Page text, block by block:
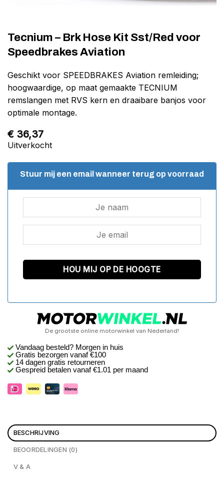
Tecnium – Brk Hose Kit Sst/Red voor
Speedbrakes Aviation
Geschikt voor SPEEDBRAKES Aviation remleiding;
hoogwaardige, op maat gemaakte TECNIUM
remslangen met RVS kern en draaibare banjos voor
optimale montage.
€ 36,37
Uitverkocht
Stuur mij een email wanneer terug op voorraad
De grootste online motorwinkel van Nederland!
Vandaag besteld? Morgen in huis
Gratis bezorgen vanaf €100
14 dagen gratis retourneren
Gespreid betalen vanaf €1.01 per maand
BESCHRIJVING
BEOORDELINGEN (0)
V & A